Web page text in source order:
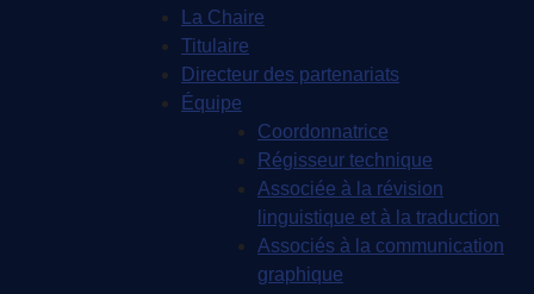
La Chaire
Titulaire
Directeur des partenariats
Équipe
Coordonnatrice
Régisseur technique
Associée à la révision
linguistique et à la traduction
Associés à la communication
graphique